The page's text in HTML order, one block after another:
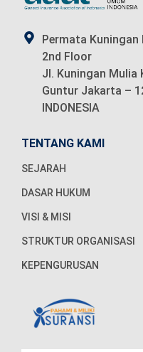
Permata Kuningan
2nd Floor
Jl. Kuningan Mulia
Guntur Jakarta –
INDONESIA
TENTANG KAMI
SEJARAH
DASAR HUKUM
VISI & MISI
STRUKTUR ORGANISASI
KEPENGURUSAN